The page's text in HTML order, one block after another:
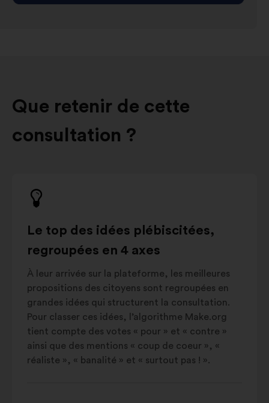
Que retenir de cette
consultation ?
Le top des idées plébiscitées,
regroupées en 4 axes
À leur arrivée sur la plateforme, les meilleures
propositions des citoyens sont regroupées en
grandes idées qui structurent la consultation.
Pour classer ces idées, l’algorithme Make.org
tient compte des votes « pour » et « contre »
ainsi que des mentions « coup de coeur », «
réaliste », « banalité » et « surtout pas ! ».